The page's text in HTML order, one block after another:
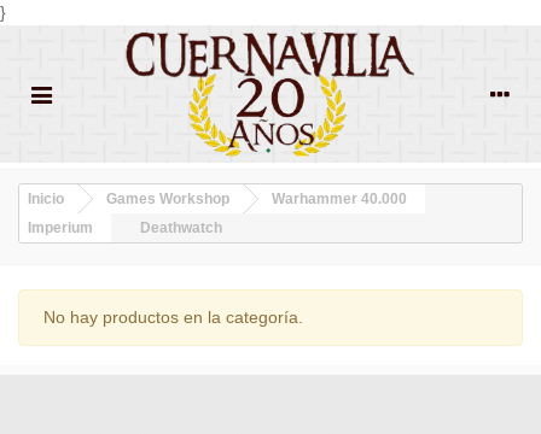
}
Inicio Games Workshop
Warhammer 40.000
Imperium
Deathwatch
No hay productos en la categoría.